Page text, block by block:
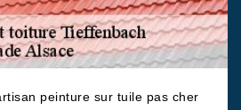
peinture sur tuile pas cher